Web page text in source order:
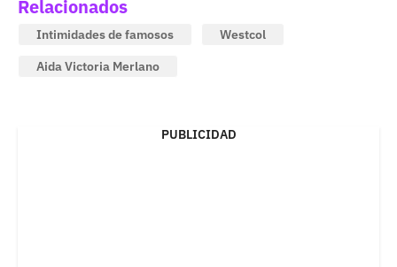
Relacionados
Intimidades de famosos
Westcol
Aida Victoria Merlano
PUBLICIDAD